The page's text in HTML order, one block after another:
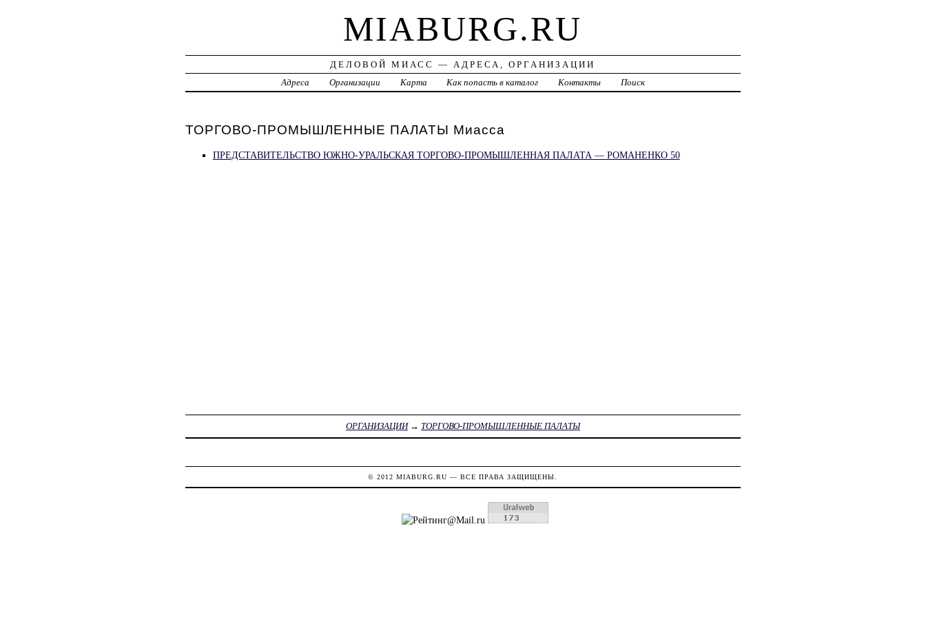
MIABURG.RU
ДЕЛОВОЙ МИАСС — АДРЕСА, ОРГАНИЗАЦИИ
Адреса
Организации Карта Как попасть в каталог Контакты Поиск
ТОРГОВО-ПРОМЫШЛЕННЫЕ ПАЛАТЫ Миасса
ПРЕДСТАВИТЕЛЬСТВО ЮЖНО-УРАЛЬСКАЯ ТОРГОВО-ПРОМЫШЛЕННАЯ ПАЛАТА — РОМАНЕНКО 50
ОРГАНИЗАЦИИ→ ТОРГОВО-ПРОМЫШЛЕННЫЕ ПАЛАТЫ
© 2012MIABURG.RU — ВСЕ ПРАВА ЗАЩИЩЕНЫ.